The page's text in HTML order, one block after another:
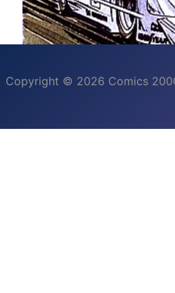
Copyright © 2026 Comics